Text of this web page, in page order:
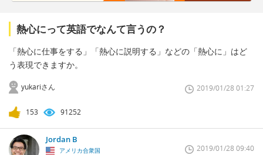
熱心にって英語でなんて言うの？
「熱心に仕事をする」「熱心に説明する」などの「熱心に」はど
う表現できますか。
yukariさん 2019/01/28 01:27
153 91252
Jordan B
アメリカ合衆国 2019/01/28 09:40